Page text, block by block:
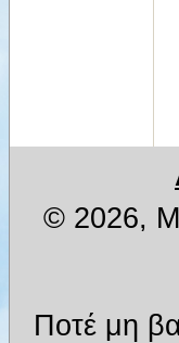
© 2026,
Ποτέ μη